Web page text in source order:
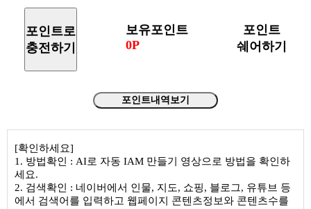
포인트로
충전하기
보유포인트
0P
포인트
쉐어하기
포인트내역보기
[확인하세요]
1. 방법확인 : AI로 자동 IAM 만들기 영상으로 방법을 확인하
세요.
2. 검색확인 : 네이버에서 인물, 지도, 쇼핑, 블로그, 유튜브 등
에서 검색어를 입력하고 웹페이지 콘텐츠정보와 콘텐츠수를